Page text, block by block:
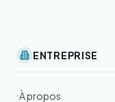
ENTREPRISE
À propos